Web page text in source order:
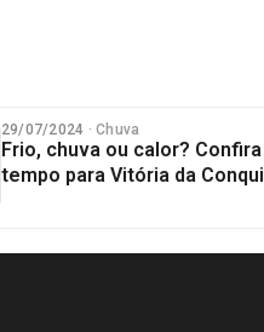
29/07/2024 · Chuva
Frio, chuva ou calor?
tempo para Vitória da